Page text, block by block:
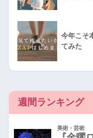
今年こそ
てみた
週間ランキング